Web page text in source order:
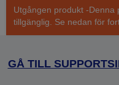
Utgången produkt -Denna
tillgänglig. Se nedan för
GÅ TILL